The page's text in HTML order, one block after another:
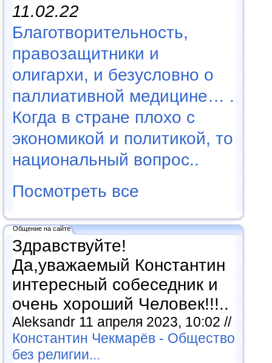
11.02.22
Благотворительность,
правозащитники и
олигархи, и безусловно о
паллиативной медицине… .
Когда в стране плохо с
экономикой и политикой, то
национальный вопрос..
Посмотреть все
Общение на сайте
Здравствуйте!
Да,уважаемый Константин
интересный собеседник и
очень хороший Человек!!!..
Aleksandr 11 апреля 2023, 10:02 //
Константин Чекмарёв - Общество
без религии...